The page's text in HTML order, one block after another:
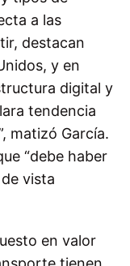
a las
destacan
y en
digital y
tendencia
matizó García.
“debe haber
vista
en valor